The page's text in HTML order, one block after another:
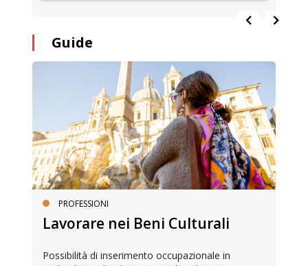
Guide
PROFESSIONI
Lavorare nei Beni Culturali
Possibilità di inserimento occupazionale in